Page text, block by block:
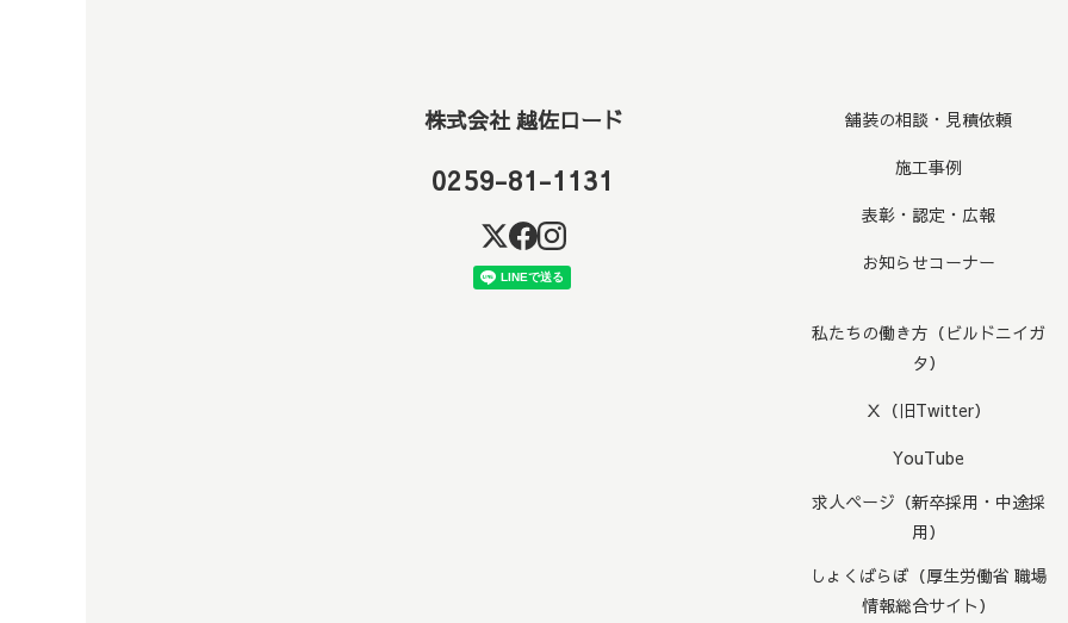
株式会社 越佐ロード
0259-81-1131
舗装の相談・見積依頼
施工事例
表彰・認定・広報
お知らせコーナー
私たちの働き方（ビルドニイガ
タ）
Ｘ（旧Twitter）
YouTube
求人ページ（新卒採用・中途採
用）
しょくばらぼ（厚生労働省 職場
情報総合サイト）